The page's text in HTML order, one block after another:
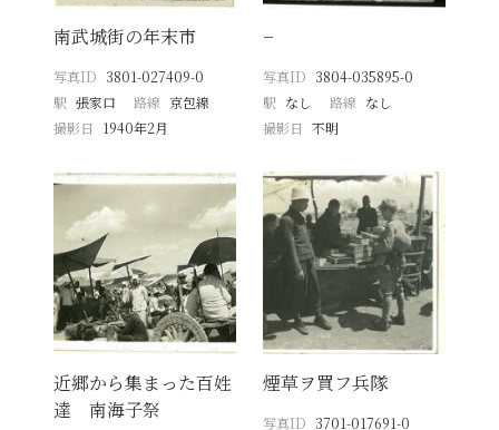
南武城街の年末市
写真ID 3801-027409-0
駅 張家口 路線 京包線
撮影日
1940年2月
−
写真ID 3804-035895-0
駅 なし 路線 なし
撮影日 不明
近郷から集まった百姓
達 南海子祭
煙草ヲ買フ兵隊
写真ID 3701-017691-0